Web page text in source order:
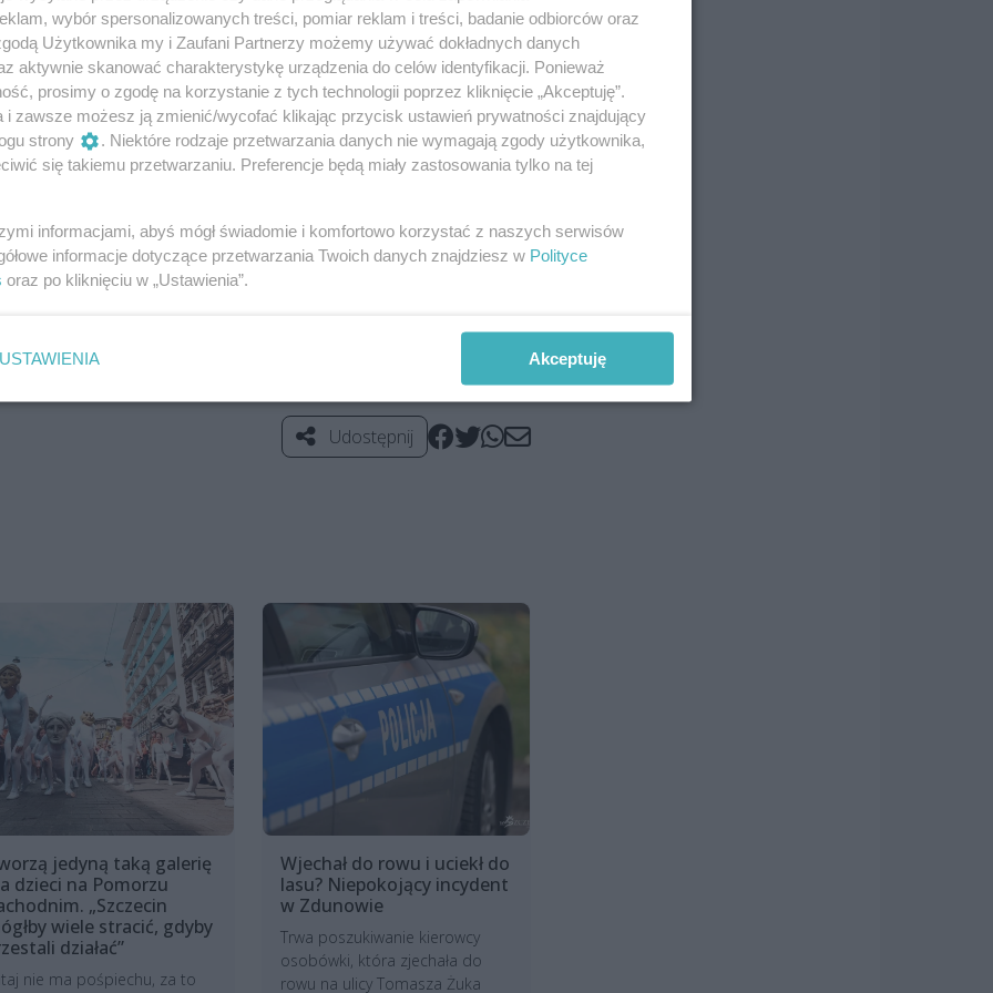
dokonał kontroli i nie znalazł podstaw do zamknięcia
budowlany dokonuje oceny zgodności wybudowanej
dokonują również straż pożarna oraz inspekcja sanitarna,
zgodność. Nadto urządzenia posiadają odbiór Urzędu
Hossolandu.
w Brojcach była kilkukrotnie przesuwana. Ostatecznie
terenie obiektu znajduje się ponad 20 atrakcji - m.in. 3
autodromy. Na dzieci czekają place zabaw. Na miejscu
do końca października.
Udostępnij
jedyną taką galerię
dzieci na Pomorzu
„Szczecin
wiele stracić, gdyby
działać”
nie ma pośpiechu, za to
Wjechał do rowu i uciekł do
lasu? Niepokojący incydent
w Zdunowie
Trwa poszukiwanie kierowcy
osobówki, która zjechała do
rowu na ulicy Tomasza Żuka
wybór spersonalizowanych treści, pomiar reklam i treści, badanie odbiorców oraz
Użytkownika my i Zaufani Partnerzy możemy używać dokładnych danych
aktywnie skanować charakterystykę urządzenia do celów identyfikacji. Ponieważ
prosimy o zgodę na korzystanie z tych technologii poprzez kliknięcie „Akceptuję”.
i zawsze możesz ją zmienić/wycofać klikając przycisk ustawień prywatności znajdujący
strony
. Niektóre rodzaje przetwarzania danych nie wymagają zgody użytkownika,
się takiemu przetwarzaniu. Preferencje będą miały zastosowania tylko na tej
informacjami, abyś mógł świadomie i komfortowo korzystać z naszych serwisów
informacje dotyczące przetwarzania Twoich danych znajdziesz w Polityce
oraz po kliknięciu w „Ustawienia”.
USTAWIENIA Akceptuję